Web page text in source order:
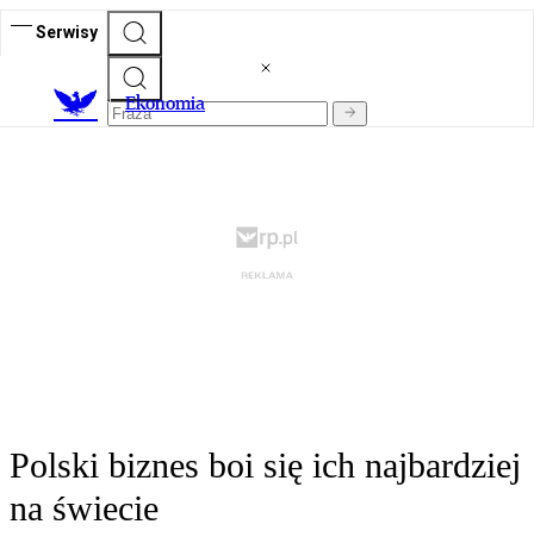
Serwisy
Ekonomia
Polski biznes boi się ich najbardziej
na świecie